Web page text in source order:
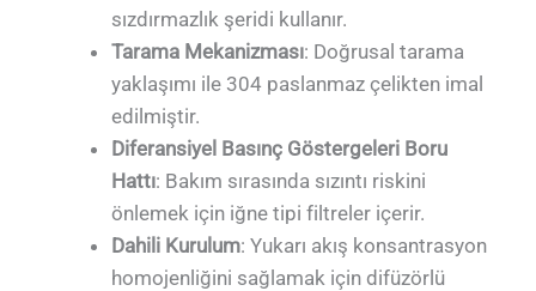
sızdırmazlık şeridi kullanır.
Tarama Mekanizması: Doğrusal tarama
yaklaşımı ile 304 paslanmaz çelikten imal
edilmiştir.
Diferansiyel Basınç Göstergeleri Boru
Hattı: Bakım sırasında sızıntı riskini
önlemek için iğne tipi filtreler içerir.
Dahili Kurulum: Yukarı akış konsantrasyon
homojenliğini sağlamak için difüzörlü